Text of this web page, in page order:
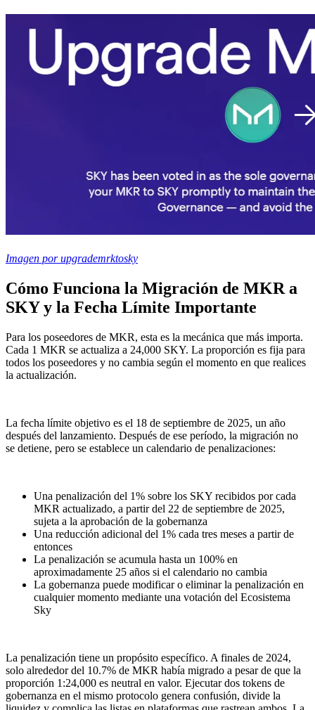
Imagen por upgrademrktosky
Cómo Funciona la Migración de MKR a
SKY y la Fecha Límite Importante
Para los poseedores de MKR, esta es la mecánica que más importa.
Cada 1 MKR se actualiza a 24,000 SKY. La proporción es fija para
todos los poseedores y no cambia según el momento en que realices
la actualización.
La fecha límite objetivo es el 18 de septiembre de 2025, un año
después del lanzamiento. Después de ese período, la migración no
se detiene, pero se establece un calendario de penalizaciones:
Una penalización del 1% sobre los SKY recibidos por cada
MKR actualizado, a partir del 22 de septiembre de 2025,
sujeta a la aprobación de la gobernanza
Una reducción adicional del 1% cada tres meses a partir de
entonces
La penalización se acumula hasta un 100% en
aproximadamente 25 años si el calendario no cambia
La gobernanza puede modificar o eliminar la penalización en
cualquier momento mediante una votación del Ecosistema
Sky
La penalización tiene un propósito específico. A finales de 2024,
solo alrededor del 10.7% de MKR había migrado a pesar de que la
proporción 1:24,000 es neutral en valor. Ejecutar dos tokens de
gobernanza en el mismo protocolo genera confusión, divide la